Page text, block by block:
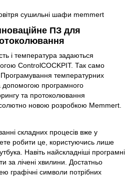
ПЗ для
і температура задаються
ControlCOCKPIT. Так само
температурних
допомогою програмного
та протоколювання
новою розробкою Memmert.
складних процесів вже у
робити це, користуючись лише
Навіть найскладніші програмні
за лічені хвилини. Достатньо
графічні символи потрібних